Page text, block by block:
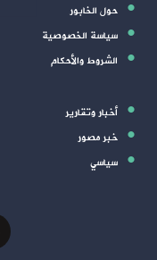
حول الخابور
سياسة الخصوصية
الشروط والأحكام
أخبار وتقارير
خبر مصور
سياسي